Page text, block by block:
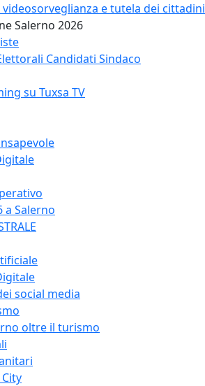
e tutela dei cittadini
Salerno 2026
Candidati Sindaco
su Tuxsa TV
a Salerno
social media
oltre il turismo